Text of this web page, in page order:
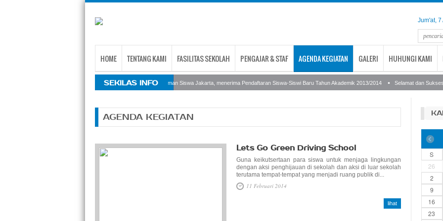
Jum'at,
HOME TENTANG KAMI FASILITAS SEKOLAH PENGAJAR & STAF AGENDA KEGIATAN GALERI HUHUNGI KAMI
SEKILAS INFO
Sekolah Internasional Taman Siswa Jakarta, menerima Pendaftaran Siswa-Siswi Baru Tahun Akademik 2013/2014 Selamat dan Sukses:
AGENDA KEGIATAN
Lets Go Green Driving School
Guna keikutsertaan para siswa untuk menjaga lingkungan
dengan aksi penghijauan di sekolah dan aksi di luar sekolah
terutama tempat-tempat yang menjadi ruang publik di...
11 Februari 2014
lihat
S
26
2
9
16
23